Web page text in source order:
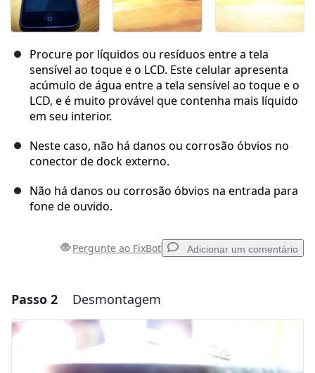
Procure por líquidos ou resíduos entre a tela
sensível ao toque e o LCD. Este celular apresenta
acúmulo de água entre a tela sensível ao toque e o
LCD, e é muito provável que contenha mais líquido
em seu interior.
Neste caso, não há danos ou corrosão óbvios no
conector de dock externo.
Não há danos ou corrosão óbvios na entrada para
fone de ouvido.
Pergunte ao FixBot Adicionar um comentário
Adicionar um comentário
Comentar
Passo 2 Desmontagem